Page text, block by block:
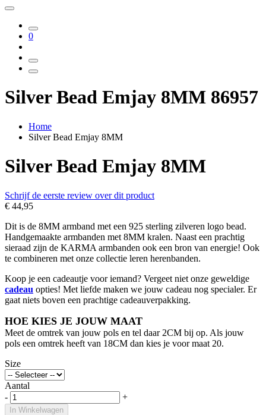
0
Silver Bead Emjay 8MM 86957
Home
Silver Bead Emjay 8MM
Silver Bead Emjay 8MM
Schrijf de eerste review over dit product
€ 44,95
Dit is de 8MM armband met een 925 sterling zilveren logo bead.
Handgemaakte armbanden met 8MM kralen. Naast een prachtig
sieraad zijn de KARMA armbanden ook een bron van energie! Ook
te combineren met onze collectie leren herenbanden.
Koop je een cadeautje voor iemand? Vergeet niet onze geweldige
cadeau opties! Met liefde maken we jouw cadeau nog specialer. Er
gaat niets boven een prachtige cadeauverpakking.
HOE KIES JE JOUW MAAT
Meet de omtrek van jouw pols en tel daar 2CM bij op. Als jouw
pols een omtrek heeft van 18CM dan kies je voor maat 20.
Size
Aantal
-
+
In Winkelwagen